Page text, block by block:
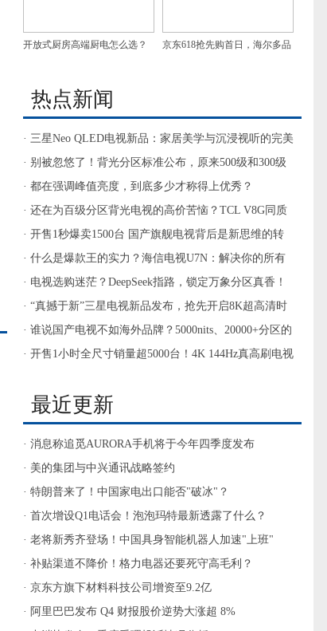
开放式厨房高端厨电怎么选？ 京东618抢先购首日，海尔多品
热点新闻
· 三星Neo QLED电视新品：家居美学与沉浸视听的完美
融合
· 别被忽悠了！背光分区标准公布，原来500级和300级
体验没差距
· 都在强调峰值亮度，到底多少才称得上优秀？
· 还在为百级分区背光电视的高价苦恼？TCL V8G同质
价更香！
· 开售1秒爆卖1500台 国产旗舰电视背后是新思维的转
变
· 什么是爆款王的实力？海信电视U7N：解决你的所有
影音需求
· 电视选购迷茫？DeepSeek指路，锁定万象分区真香！
· “真撼于新”三星电视新品发布，抢先开启8K超高清时
代大门
· 谁说国产电视不如海外品牌？5000nits、20000+分区的
电视你见过没？
· 开售1小时全尺寸销量超5000台！4K 144Hz真高刷电视
最近更新
· 消息称追觅AURORA手机将于今年四季度发布
· 美的集团与中兴通讯战略签约
· 特朗普来了！中国家电出口能否"破冰"？
· 首次增设Q1电话会！泡泡玛特最新透露了什么？
· 老将新秀齐登场！中国具身智能机器人加速"上班"
· 补贴渠道不降价！格力电器还要死守高毛利？
· 京东方旗下材料科技公司增资至9.2亿
· 阿里巴巴发布 Q4 财报股价逆势大涨超 8%